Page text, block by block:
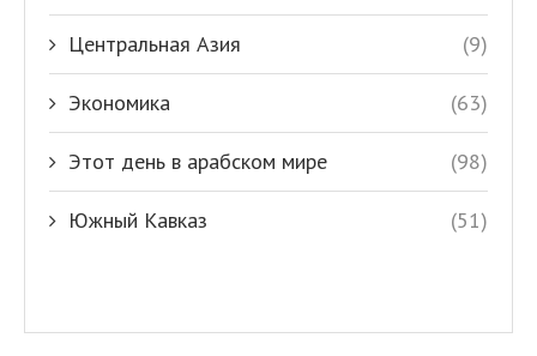
Центральная Азия (9)
Экономика (63)
Этот день в арабском мире (98)
Южный Кавказ (51)